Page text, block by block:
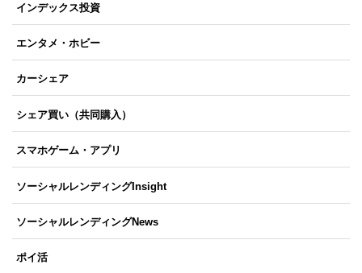
インデックス投資
エンタメ・ホビー
カーシェア
シェア買い（共同購入）
スマホゲーム・アプリ
ソーシャルレンディングInsight
ソーシャルレンディングNews
ポイ活